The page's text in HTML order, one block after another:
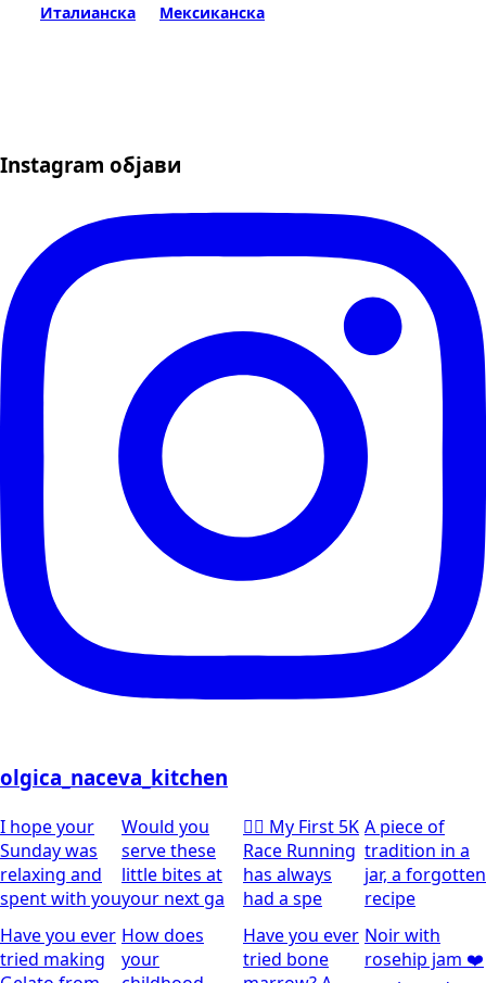
Италианска Мексиканска
Instagram објави
olgica_naceva_kitchen
I hope your
Sunday was
relaxing and
spent with you
Would you
serve these
little bites at
your next ga
🏃‍♀️ My First 5K
Race Running
has always
had a spe
A piece of
tradition in a
jar, a forgotten
recipe
Have you ever
tried making
How does
your
Have you ever
tried bone
Noir with
rosehip jam ❤️